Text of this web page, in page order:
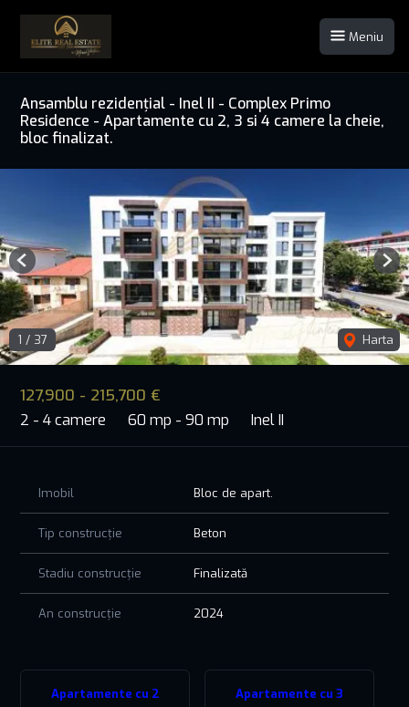
Meniu
Ansamblu rezidențial - Inel II - Complex Primo
Residence - Apartamente cu 2, 3 si 4 camere la cheie,
bloc finalizat.
127,900 - 215,700 €
2 - 4 camere 60 mp - 90 mp Inel II
1 / 37 Harta
Previous
Imobil Bloc de apart.
Tip construcție Beton
Stadiu construcție Finalizată
An construcție 2024
Apartamente cu 2
Apartamente cu 3